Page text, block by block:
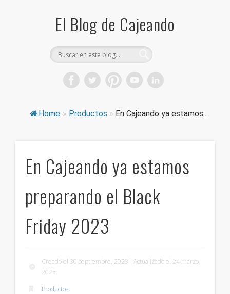
El Blog de Cajeando
Home » Productos » En Cajeando ya estamos...
En Cajeando ya estamos
preparando el Black
Friday 2023
Creado el 30 septiembre, 2023| Actualizado el 24 marzo,
2025
Productos